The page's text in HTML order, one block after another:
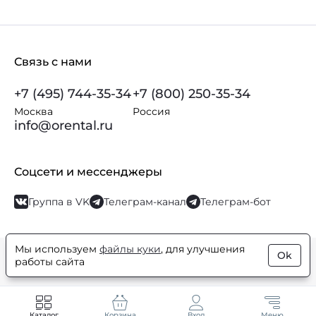
Связь с нами
+7 (495) 744-35-34
Москва
+7 (800) 250-35-34
Россия
info@orental.ru
Соцсети и мессенджеры
Группа в VK Телеграм-канал Телеграм-бот
© Orental.ru 2007–2026Интернет-магазин парфюмерии и
косметики
Мы используем файлы куки, для улучшения
работы сайта
Ok